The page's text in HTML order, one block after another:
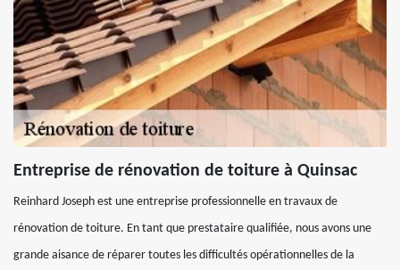
Entreprise de rénovation de toiture à Quinsac
Reinhard Joseph est une entreprise professionnelle en travaux de
rénovation de toiture. En tant que prestataire qualifiée, nous avons une
grande aisance de réparer toutes les difficultés opérationnelles de la